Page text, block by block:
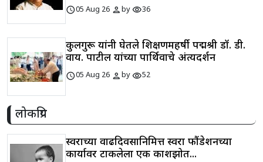
schedule05 Aug 26 personbyvisibility36
कुलगुरू यांनी घेतले शिक्षणमहर्षी पद्मश्री डॉ. डी.
वाय. पाटील यांच्या पार्थिवाचे अंत्यदर्शन
schedule05 Aug 26 personbyvisibility52
लोकप्रिय
स्वराच्या वाढदिवसानिमित्त स्वरा फौंडेशनच्या
कार्यावर टाकलेला एक प्रकाशझोत...